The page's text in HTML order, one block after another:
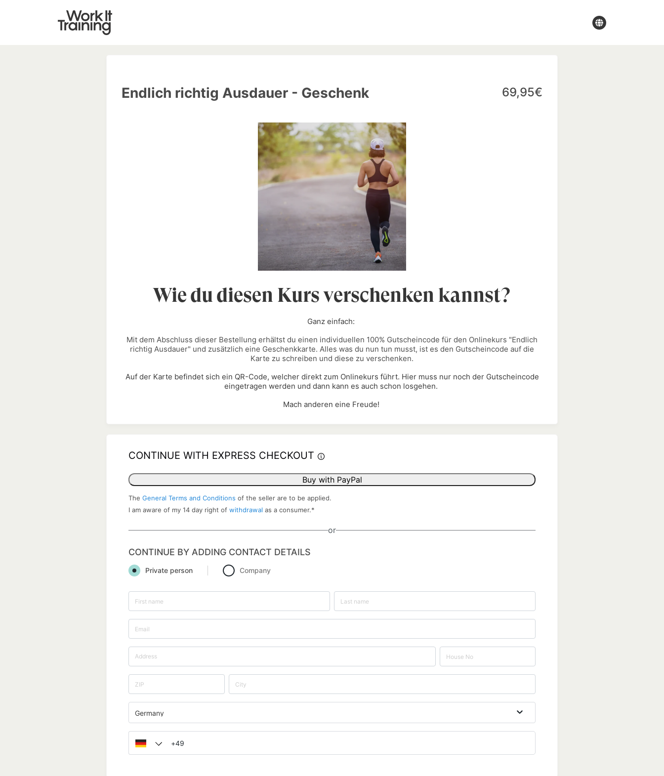
Endlich richtig Ausdauer - Geschenk 69,95€
Wie du diesen Kurs verschenken kannst?
Ganz einfach:
Mit dem Abschluss dieser Bestellung erhältst du einen individuellen 100% Gutscheincode für den Onlinekurs "Endlich
richtig Ausdauer" und zusätzlich eine Geschenkkarte. Alles was du nun tun musst, ist es den Gutscheincode auf die
Karte zu schreiben und diese zu verschenken.
Auf der Karte befindet sich ein QR-Code, welcher direkt zum Onlinekurs führt. Hier muss nur noch der Gutscheincode
eingetragen werden und dann kann es auch schon losgehen.
Mach anderen eine Freude!
CONTINUE WITH EXPRESS CHECKOUT
Buy with PayPal
The General Terms and Conditions of the seller are to be applied.
I am aware of my 14 day right of withdrawal as a consumer.*
or
CONTINUE BY ADDING CONTACT DETAILS
Private person Company
Germany